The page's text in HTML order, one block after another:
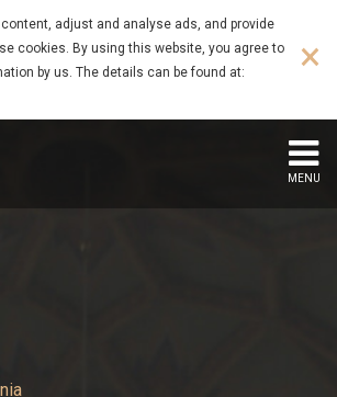
adjust and analyse ads, and provide
cookies. By using this website, you agree to
by us. The details can be found at:
×
MENU